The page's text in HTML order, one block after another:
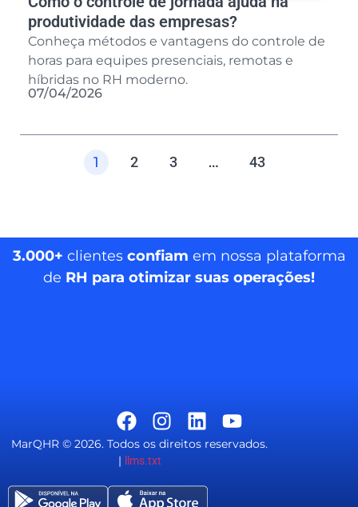
produtividade das empresas?
Conheça métodos e vantagens do controle de
horas para equipes presenciais, remotas e
híbridas no RH moderno.
07/04/2026
1 2 3 … 43
3.000+ clientes confiam em nossa plataforma
de RH para otimizar suas operações!
MarQHR © 2026. Todos os direitos reservados.
|
llms.txt